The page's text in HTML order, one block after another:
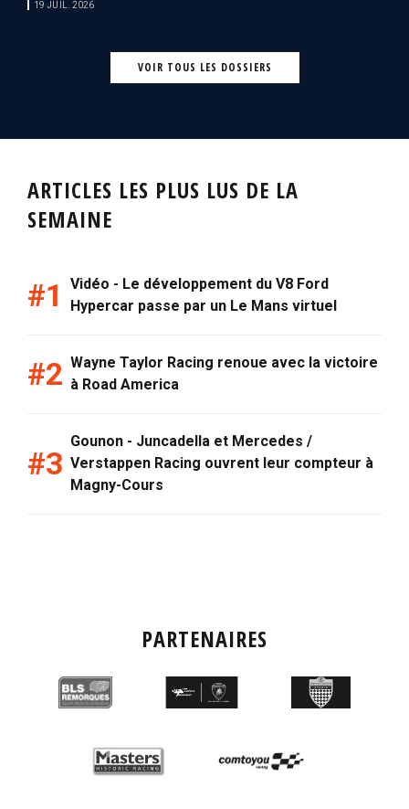
19 JUIL. 2026
VOIR TOUS LES DOSSIERS
ARTICLES LES PLUS LUS DE LA
SEMAINE
Vidéo - Le développement du V8 Ford
Hypercar passe par un Le Mans virtuel
Wayne Taylor Racing renoue avec la victoire
à Road America
Gounon - Juncadella et Mercedes /
Verstappen Racing ouvrent leur compteur à
Magny-Cours
PARTENAIRES